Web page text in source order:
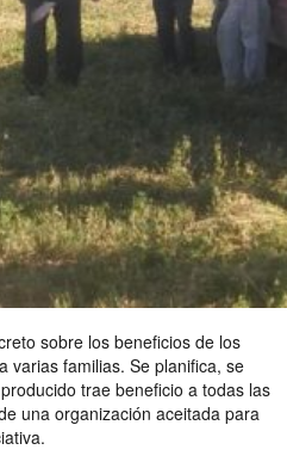
sobre los beneficios de los
varias familias. Se planifica, se
trae beneficio a todas las
una organización aceitada para